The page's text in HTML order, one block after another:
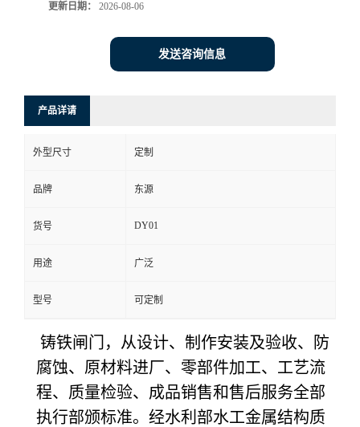
更新日期： 2026-08-06
发送咨询信息
产品详请
外型尺寸 定制
品牌 东源
货号 DY01
用途 广泛
型号 可定制
铸铁闸门，从设计、制作安装及验收、防
腐蚀、原材料进厂、零部件加工、工艺流
程、质量检验、成品销售和售后服务全部
执行部颁标准。经水利部水工金属结构质